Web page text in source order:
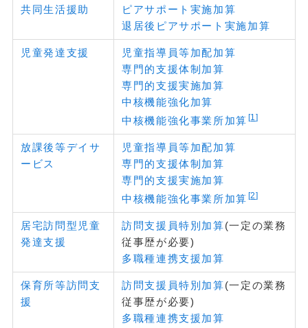
共同生活援助
ピアサポート実施加算
退居後ピアサポート実施加算
児童発達支援
児童指導員等加配加算
専門的支援体制加算
専門的支援実施加算
中核機能強化加算
中核機能強化事業所加算 1
放課後等デイサ
ービス
児童指導員等加配加算
専門的支援体制加算
専門的支援実施加算
中核機能強化事業所加算 2
居宅訪問型児童
発達支援
訪問支援員特別加算(一定の業務
従事歴が必要)
多職種連携支援加算
保育所等訪問支
援
訪問支援員特別加算(一定の業務
従事歴が必要)
多職種連携支援加算